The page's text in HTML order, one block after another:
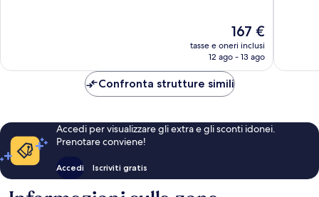
Il
prezzo
attuale
167 €
167 €
tasse e oneri inclusi
12 ago - 13 ago
Confronta strutture simili
Accedi per visualizzare gli extra e gli sconti idonei.
Prenotare conviene!
Accedi Iscriviti gratis